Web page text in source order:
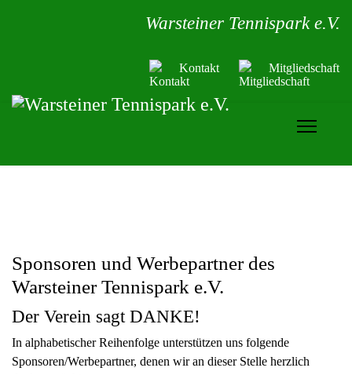
Warsteiner Tennispark e.V.
Kontakt Mitgliedschaft
Sponsoren und Werbepartner des
Warsteiner Tennispark e.V.
Der Verein sagt DANKE!
In alphabetischer Reihenfolge unterstützen uns folgende
Sponsoren/Werbepartner, denen wir an dieser Stelle herzlich